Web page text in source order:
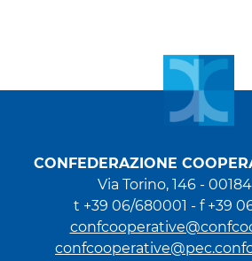
CONFEDERAZIONE
Via Torino, 146 -
t +39 06/680001 - f +39